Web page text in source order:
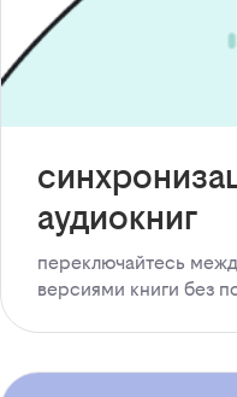
аудиокниг
переключайтесь
версиями книги без